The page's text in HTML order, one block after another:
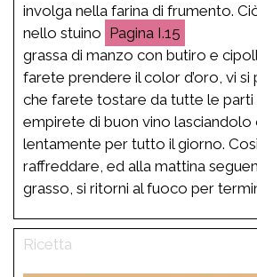
involga nella farina di frumento.
nello stuino
I.15
grassa di manzo con butiro e
farete prendere il color d’oro, vi si
che farete tostare da tutte le parti
empirete di buon vino lasciandolo
lentamente per tutto il giorno.
raffreddare, ed alla mattina
grasso, si ritorni al fuoco per